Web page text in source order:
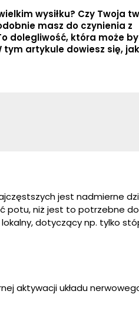
wysiłku? Czy Twoja
masz do czynienia z
dolegliwość, która może
artykule dowiesz się,
jest nadmierne
potu, niż jest to potrzebne do
dotyczący np. tylko
aktywacji układu